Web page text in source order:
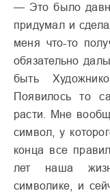
— Это было
придумал и
меня что-то
обязательно
быть
Появилось то
расти. Мне
символ, у
конца все
лет наша
символике, и